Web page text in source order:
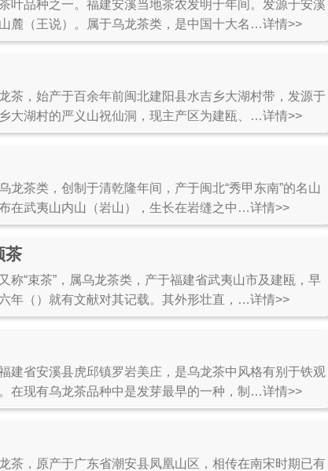
叶品种之一。福建安溪当地茶农发明于年间。发源于安溪
麓（王说）。属于乌龙茶类，是中国十大名…详情>>
茶，始产于百余年前闽北建阳县水吉乡大湖村带，发源于
大湖村的严义山祝仙洞，现主产区为建瓯、…详情>>
龙茶类，创制于清乾隆年间，产于闽北“秀甲东南”的名山
在武夷山内山（岩山），生长在岩缝之中…详情>>
茶
称“束茶”，属乌龙茶类，产于福建省武夷山市及建瓯，早
年（）就有文献对其记载。其外形壮直，…详情>>
建省安溪县虎邱镇罗岩美庄，是乌龙茶中风格有别于铁观
在现有乌龙茶品种中是发芽最早的一种，制…详情>>
茶，原产于广东省潮安县凤凰山区，相传在南宋时期已有